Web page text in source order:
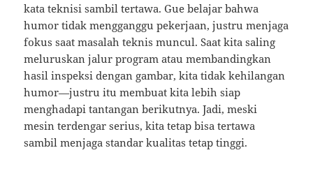
kata teknisi sambil tertawa. Gue belajar bahwa
humor tidak mengganggu pekerjaan, justru menjaga
fokus saat masalah teknis muncul. Saat kita saling
meluruskan jalur program atau membandingkan
hasil inspeksi dengan gambar, kita tidak kehilangan
humor—justru itu membuat kita lebih siap
menghadapi tantangan berikutnya. Jadi, meski
mesin terdengar serius, kita tetap bisa tertawa
sambil menjaga standar kualitas tetap tinggi.